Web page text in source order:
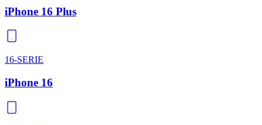
iPhone 16 Plus
16-SERIE
iPhone 16